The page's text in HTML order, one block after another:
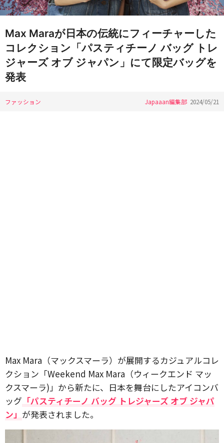
Max Maraが日本の伝統にフィーチャーした
コレクション「パスティチーノ バッグ トレ
ジャーズ オブ ジャパン」にて限定バッグを
発表
ファッション Japaaan編集部 2024/05/21
Max Mara（マックスマーラ）が展開するカジュアルコレ
クション「Weekend Max Mara（ウィークエンド マッ
クスマーラ)」から新たに、日本を舞台にしたアイコンバ
ッグ 「パスティチーノ バッグ トレジャーズ オブ ジャパ
ン」 が発表されました。